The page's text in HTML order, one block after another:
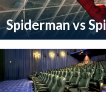
Spiderman vs